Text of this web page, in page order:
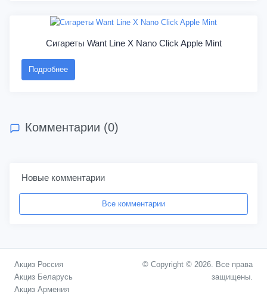
Сигареты Want Line X Nano Click Apple Mint
Подробнее
Комментарии (0)
Новые комментарии
Все комментарии
Акциз Россия
Акциз Беларусь
Акциз Армения
© Copyright © 2026. Все права
защищены.